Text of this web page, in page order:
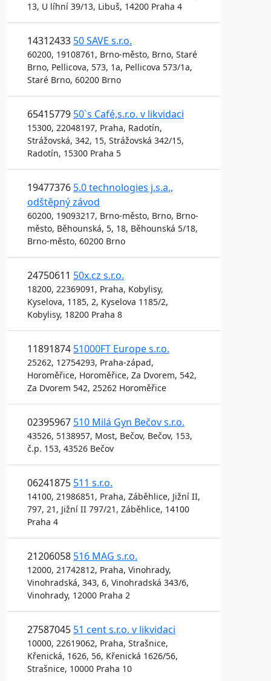
13, U líhní 39/13, Libuš, 14200 Praha 4
14312433 50 SAVE s.r.o.
60200, 19108761, Brno-město, Brno, Staré
Brno, Pellicova, 573, 1a, Pellicova 573/1a,
Staré Brno, 60200 Brno
65415779 50`s Café,s.r.o. v likvidaci
15300, 22048197, Praha, Radotín,
Strážovská, 342, 15, Strážovská 342/15,
Radotín, 15300 Praha 5
19477376 5.0 technologies j.s.a.,
odštěpný závod
60200, 19093217, Brno-město, Brno, Brno-
město, Běhounská, 5, 18, Běhounská 5/18,
Brno-město, 60200 Brno
24750611 50x.cz s.r.o.
18200, 22369091, Praha, Kobylisy,
Kyselova, 1185, 2, Kyselova 1185/2,
Kobylisy, 18200 Praha 8
11891874 51000FT Europe s.r.o.
25262, 12754293, Praha-západ,
Horoměřice, Horoměřice, Za Dvorem, 542,
Za Dvorem 542, 25262 Horoměřice
02395967 510 Milá Gyn Bečov s.r.o.
43526, 5138957, Most, Bečov, Bečov, 153,
č.p. 153, 43526 Bečov
06241875 511 s.r.o.
14100, 21986851, Praha, Záběhlice, Jižní II,
797, 21, Jižní II 797/21, Záběhlice, 14100
Praha 4
21206058 516 MAG s.r.o.
12000, 21742812, Praha, Vinohrady,
Vinohradská, 343, 6, Vinohradská 343/6,
Vinohrady, 12000 Praha 2
27587045 51 cent s.r.o. v likvidaci
10000, 22619062, Praha, Strašnice,
Křenická, 1626, 56, Křenická 1626/56,
Strašnice, 10000 Praha 10